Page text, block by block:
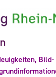
Bild-